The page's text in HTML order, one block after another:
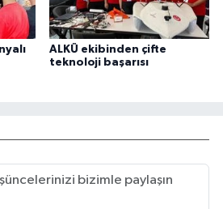
ALKÜ ekibinden çifte
teknoloji başarısı